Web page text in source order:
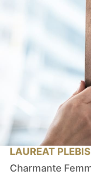
LAUREAT
Charmante